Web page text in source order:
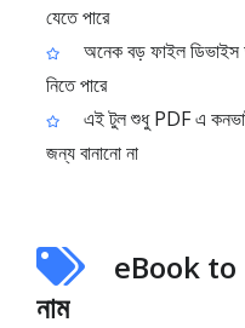
যেতে পারে
অনেক বড় ফাইল ডিভাইস
নিতে পারে
এই টুল শুধু PDF এ
জন্য বানানো না
eBook to
নাম